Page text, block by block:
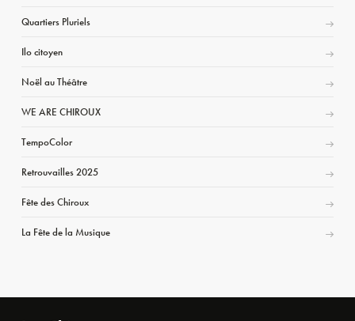
Quartiers Pluriels
Ilo citoyen
Noël au Théâtre
WE ARE CHIROUX
TempoColor
Retrouvailles 2025
Fête des Chiroux
La Fête de la Musique